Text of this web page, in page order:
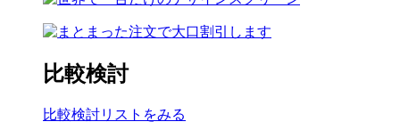
比較検討
比較検討リストをみる